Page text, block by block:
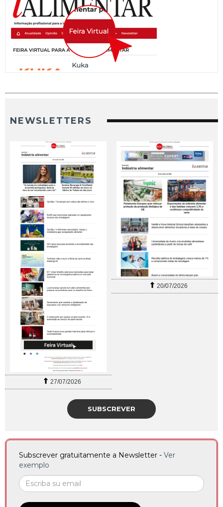
NEWSLETTERS
27/07/2026
20/07/2026
SUBSCREVER
Subscrever gratuitamente a Newsletter - Ver
exemplo